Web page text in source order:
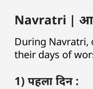
Navratri |
During
their days of
1) पहला दिन :